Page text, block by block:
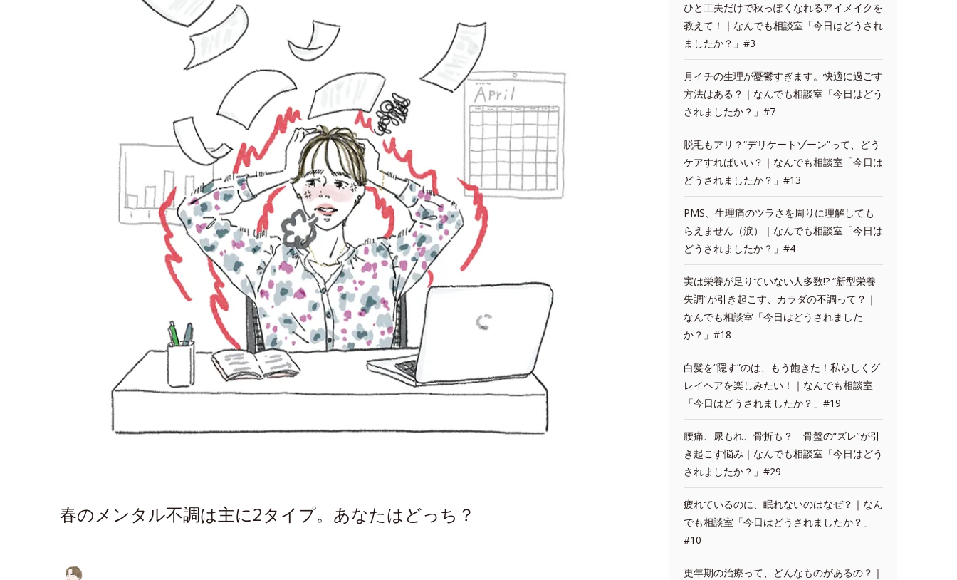
春のメンタル不調は主に2タイプ。あなたはどっち？
ひと工夫だけで秋っぽくなれるアイメイクを
教えて！｜なんでも相談室「今日はどうされ
ましたか？」#3
月イチの生理が憂鬱すぎます。快適に過ごす
方法はある？｜なんでも相談室「今日はどう
されましたか？」#7
脱毛もアリ？“デリケートゾーン”って、どう
ケアすればいい？｜なんでも相談室「今日は
どうされましたか？」#13
PMS、生理痛のツラさを周りに理解しても
らえません（涙）｜なんでも相談室「今日は
どうされましたか？」#4
実は栄養が足りていない人多数!? “新型栄養
失調”が引き起こす、カラダの不調って？｜
なんでも相談室「今日はどうされました
か？」#18
白髪を“隠す”のは、もう飽きた！私らしくグ
レイヘアを楽しみたい！｜なんでも相談室
「今日はどうされましたか？」#19
腰痛、尿もれ、骨折も？ 骨盤の“ズレ”が引
き起こす悩み｜なんでも相談室「今日はどう
されましたか？」#29
疲れているのに、眠れないのはなぜ？｜なん
でも相談室「今日はどうされましたか？」
#10
更年期の治療って、どんなものがあるの？｜